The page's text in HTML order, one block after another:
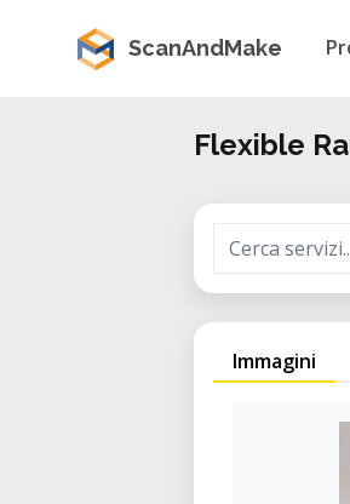
ScanAndMake
Flexible
Immagini